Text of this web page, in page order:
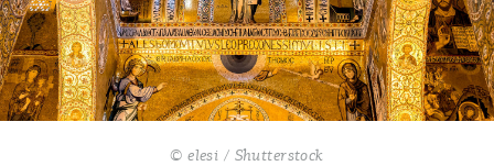
© elesi / Shutterstock